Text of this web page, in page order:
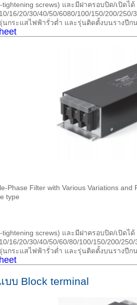
screws) และมีฝาครอบปิด/เปิดได้
16/20/30/40/50/6080/100/150/200/250/
นกระแสไฟฟ้ารั่วต่ำ และรุ่นติดตั้งบนรางปีก
Phase Filter with Various Variations and
type
screws) และมีฝาครอบปิด/เปิดได้
16/20/30/40/50/60/80/100/150/200/250/
นกระแสไฟฟ้ารั่วต่ำ และรุ่นติดตั้งบนรางปีก
บบ Block terminal